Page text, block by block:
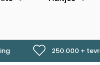
250.000 +